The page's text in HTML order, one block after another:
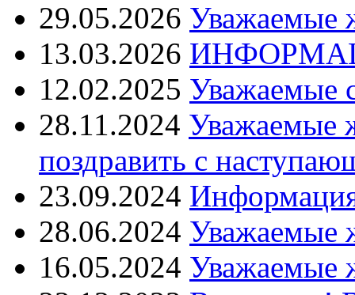
29.05.2026 Уважаемые
13.03.2026
12.02.2025 Уважаемые
28.11.2024 Уважаемые
поздравить с
23.09.2024
28.06.2024 Уважаемые
16.05.2024 Уважаемые